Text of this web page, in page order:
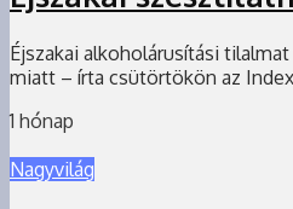
Éjszakai alkoholárusítási
miatt – írta csütörtökön az
1 hónap
Nagyvilág